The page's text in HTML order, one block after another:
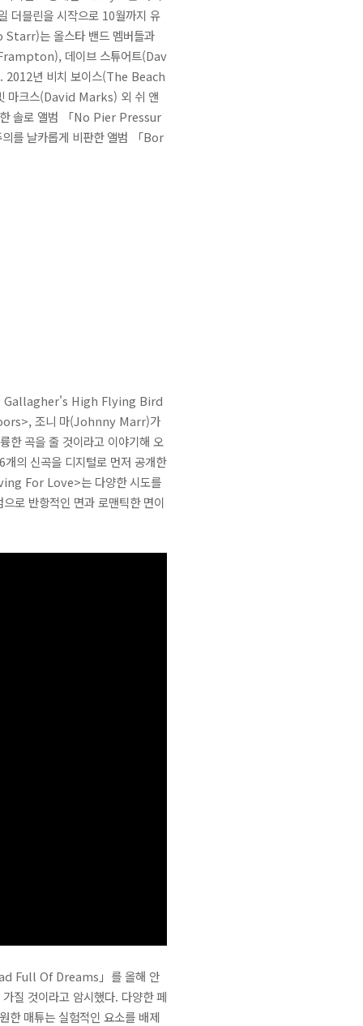
더블린을 시작으로 10월까지 유
Starr)는 올스타 밴드 멤버들과
데이브 스튜어트(Dav
년 비치 보이스(The Beach
마크스(David Marks) 외 쉬 앤
솔로 앨범 「No Pier Pressur
를 날카롭게 비판한 앨범 「Bor
Gallagher's High Flying Bird
조니 마(Johnny Marr)가
곡을 줄 것이라고 이야기해 오
의 신곡을 디지털로 먼저 공개한
For Love>는 다양한 시도를
로 반항적인 면과 로맨틱한 면이
Full Of Dreams」를 올해 안
질 것이라고 암시했다. 다양한 페
한 매튜는 실험적인 요소를 배제